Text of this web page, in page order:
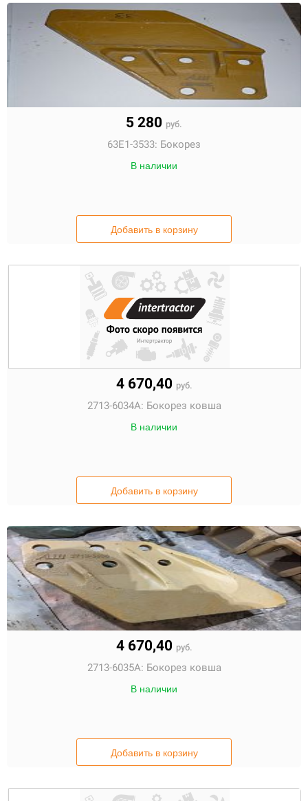
5 280 руб.
63E1-3533: Бокорез
В наличии
Добавить в корзину
4 670,40 руб.
2713-6034A: Бокорез ковша
В наличии
Добавить в корзину
4 670,40 руб.
2713-6035A: Бокорез ковша
В наличии
Добавить в корзину